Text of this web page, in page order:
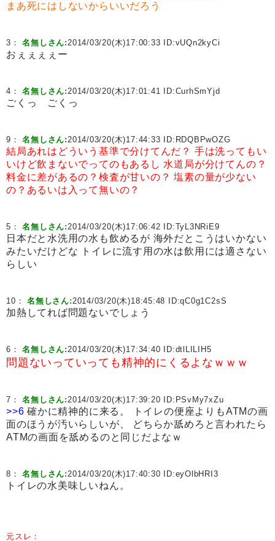
まあ死にはしないからいいだろう
3：名無しさん:2014/03/20(木)17:00:33 ID:vUQn2kyCi
おぇぇぇぇー
4：名無しさん:2014/03/20(木)17:01:41 ID:CurhSmYjd
ごくっ ごくっ
9：名無しさん:2014/03/20(木)17:44:33 ID: RDQBPwOZG
結局あれはどういう基準で分けてんだ？ 手は洗ってもい
いけど飲まないでってのもあるし 水道局が分けてんの？
料金に差があるの？検査が甘いの？ 塩素の量が少ない
の？あるいは入って無いの？
5：名無しさん:2014/03/20(木)17:06:42 ID:TyL3NRiE9
日本だと水洗用の水も飲めるが 海外だとこうはいかない
みたいだけどな トイレに流す用の水は飲用には適さない
らしい
10：名無しさん:2014/03/20(木)18:45:48 ID:qC0g1C2sS
加熱してれば問題ないでしょう
6：名無しさん:2014/03/20(木)17:34:40 ID:dtlLILIH5
問題ないっていっても精神的にくるよなｗｗｗ
7：名無しさん:2014/03/20(木)17:39:20 ID: PSvMy7xZu
>>6 確かに精神的に来る。 トイレの便座よりもATMの画
面のほうが汚いらしいが、 どちらか舐めろと言われたら
ATMの画面を舐めるのと同じだよなｗ
8：名無しさん:2014/03/20(木)17:40:30 ID:eyOlbHRI3
トイレの水美味しいねん。
元スレ：